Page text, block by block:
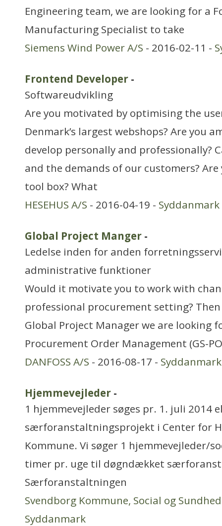
Engineering team, we are looking for a
Manufacturing Specialist to take
Siemens Wind Power A/S - 2016-02-11 -
Frontend Developer -
Softwareudvikling
Are you motivated by optimising the
Denmark’s largest webshops? Are you
develop personally and professionally?
and the demands of our customers?
tool box? What
HESEHUS A/S - 2016-04-19 - Syddanmark
Global Project Manger -
Ledelse inden for anden
administrative funktioner
Would it motivate you to work with
professional procurement setting?
Global Project Manager we are looking
Procurement Order Management (GS-
DANFOSS A/S - 2016-08-17 - Syddanmark
Hjemmevejleder -
1 hjemmevejleder søges pr. 1. juli 2014
særforanstaltningsprojekt i Center for
Kommune. Vi søger 1 hjemmevejleder/
timer pr. uge til døgndækket
Særforanstaltningen
Svendborg Kommune, Social og Sundhed
Syddanmark